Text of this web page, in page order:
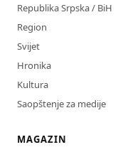
Republika Srpska / BiH
Region
Svijet
Hronika
Kultura
Saopštenje za medije
MAGAZIN